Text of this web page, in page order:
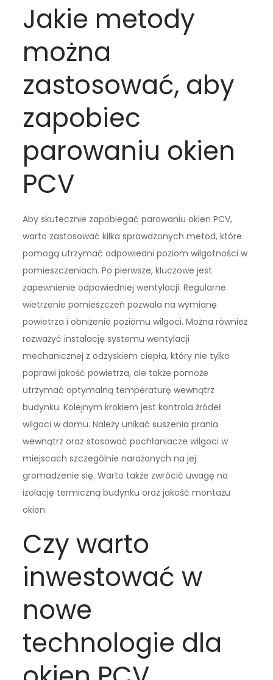
Jakie metody
można
zastosować, aby
zapobiec
parowaniu okien
PCV
Aby skutecznie zapobiegać parowaniu okien PCV,
warto zastosować kilka sprawdzonych metod, które
pomogą utrzymać odpowiedni poziom wilgotności w
pomieszczeniach. Po pierwsze, kluczowe jest
zapewnienie odpowiedniej wentylacji. Regularne
wietrzenie pomieszczeń pozwala na wymianę
powietrza i obniżenie poziomu wilgoci. Można również
rozważyć instalację systemu wentylacji
mechanicznej z odzyskiem ciepła, który nie tylko
poprawi jakość powietrza, ale także pomoże
utrzymać optymalną temperaturę wewnątrz
budynku. Kolejnym krokiem jest kontrola źródeł
wilgoci w domu. Należy unikać suszenia prania
wewnątrz oraz stosować pochłaniacze wilgoci w
miejscach szczególnie narażonych na jej
gromadzenie się. Warto także zwrócić uwagę na
izolację termiczną budynku oraz jakość montażu
okien.
Czy warto
inwestować w
nowe
technologie dla